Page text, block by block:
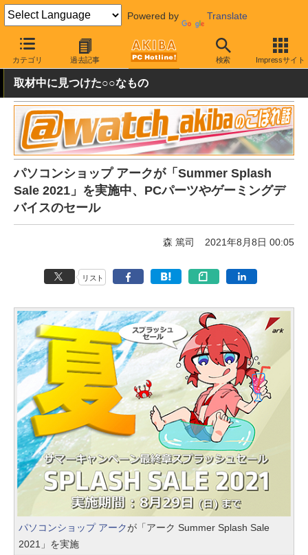
Powered by Translate
カテゴリ 過去記事 検索 Impressサイト
AKIBA PC Hotline! 秋葉原情報 価格情報 特価情報
取材中に見つけた○○なもの
パソコンショップ アークが「Summer Splash
Sale 2021」を実施中、PCパーツやゲーミングデ
バイスのセール
森 篤司 2021年8月8日 00:05
リスト
パソコンショップ アークが「アーク Summer Splash Sale
2021」を実施